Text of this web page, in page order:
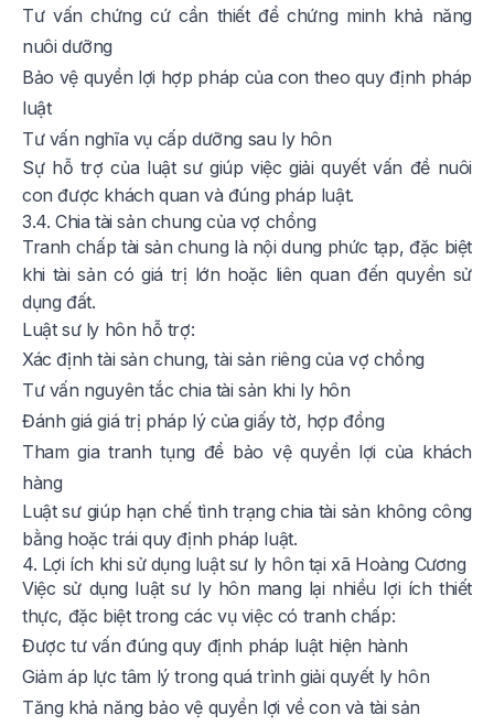
Tư vấn chứng cứ cần thiết để chứng minh khả năng
nuôi dưỡng
Bảo vệ quyền lợi hợp pháp của con theo quy định pháp
luật
Tư vấn nghĩa vụ cấp dưỡng sau ly hôn
Sự hỗ trợ của luật sư giúp việc giải quyết vấn đề nuôi
con được khách quan và đúng pháp luật.
3.4. Chia tài sản chung của vợ chồng
Tranh chấp tài sản chung là nội dung phức tạp, đặc biệt
khi tài sản có giá trị lớn hoặc liên quan đến quyền sử
dụng đất.
Luật sư ly hôn hỗ trợ:
Xác định tài sản chung, tài sản riêng của vợ chồng
Tư vấn nguyên tắc chia tài sản khi ly hôn
Đánh giá giá trị pháp lý của giấy tờ, hợp đồng
Tham gia tranh tụng để bảo vệ quyền lợi của khách
hàng
Luật sư giúp hạn chế tình trạng chia tài sản không công
bằng hoặc trái quy định pháp luật.
4. Lợi ích khi sử dụng luật sư ly hôn tại xã Hoàng Cương
Việc sử dụng luật sư ly hôn mang lại nhiều lợi ích thiết
thực, đặc biệt trong các vụ việc có tranh chấp:
Được tư vấn đúng quy định pháp luật hiện hành
Giảm áp lực tâm lý trong quá trình giải quyết ly hôn
Tăng khả năng bảo vệ quyền lợi về con và tài sản